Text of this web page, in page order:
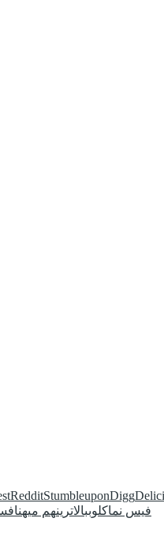
RedditStumbleuponDigg
فیس نماکلوببالاترینهم میهن